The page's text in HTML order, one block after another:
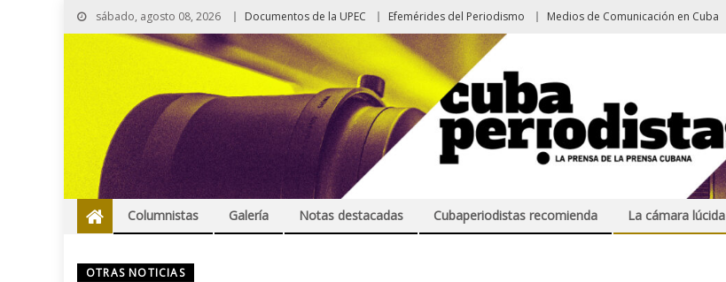
sábado, agosto 08, 2026 Documentos de la UPEC Efemérides del Periodismo Medios de Comunicación en Cuba
Columnistas Galería Notas destacadas Cubaperiodistas recomienda La cámara lúcida
OTRAS NOTICIAS